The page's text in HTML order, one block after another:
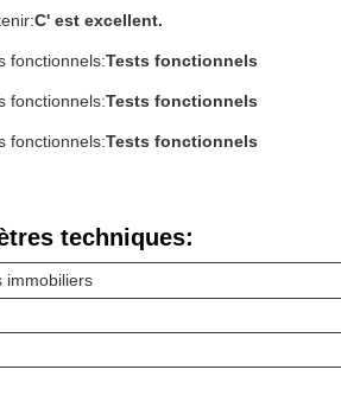
C' est excellent.
fonctionnels:Tests fonctionnels
fonctionnels:Tests fonctionnels
fonctionnels:Tests fonctionnels
techniques:
immobiliers